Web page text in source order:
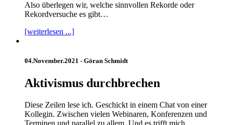
Also überlegen wir, welche sinnvollen Rekorde oder
Rekordversuche es gibt…
[weiterlesen ...]
04.November.2021 - Göran Schmidt
Aktivismus durchbrechen
Diese Zeilen lese ich. Geschickt in einem Chat von einer
Kollegin. Zwischen vielen Webinaren, Konferenzen und